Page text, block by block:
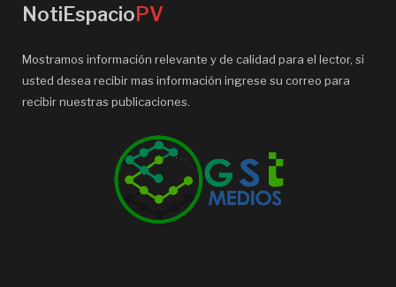
NotiEspacioPV
Mostramos información relevante y de calidad para el lector, si
usted desea recibir mas información ingrese su correo para
recibir nuestras publicaciones.